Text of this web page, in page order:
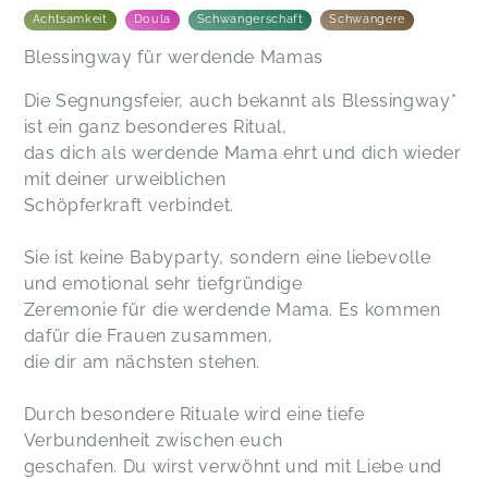
Achtsamkeit Doula Schwangerschaft Schwangere
Blessingway für werdende Mamas
Die Segnungsfeier, auch bekannt als Blessingway*
ist ein ganz besonderes Ritual,
das dich als werdende Mama ehrt und dich wieder
mit deiner urweiblichen
Schöpferkraft verbindet.
Sie ist keine Babyparty, sondern eine liebevolle
und emotional sehr tiefgründige
Zeremonie für die werdende Mama. Es kommen
dafür die Frauen zusammen,
die dir am nächsten stehen.
Durch besondere Rituale wird eine tiefe
Verbundenheit zwischen euch
geschafen. Du wirst verwöhnt und mit Liebe und